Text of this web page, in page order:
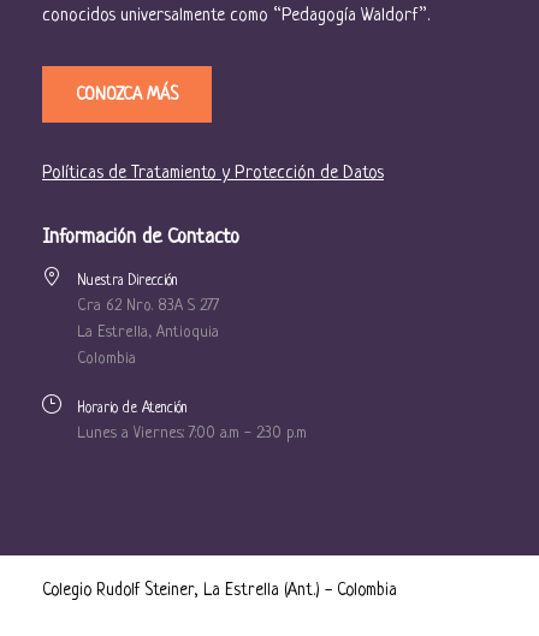
conocidos universalmente como “Pedagogía Waldorf”.
CONOZCA MÁS
Políticas de Tratamiento y Protección de Datos
Información de Contacto
Nuestra Dirección
Cra 62 Nro. 83A S 277
La Estrella, Antioquia
Colombia
Horario de Atención
Lunes a Viernes: 7:00 a.m - 2:30 p.m
Colegio Rudolf Steiner, La Estrella (Ant.) - Colombia